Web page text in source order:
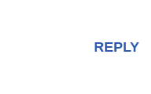
REPLY